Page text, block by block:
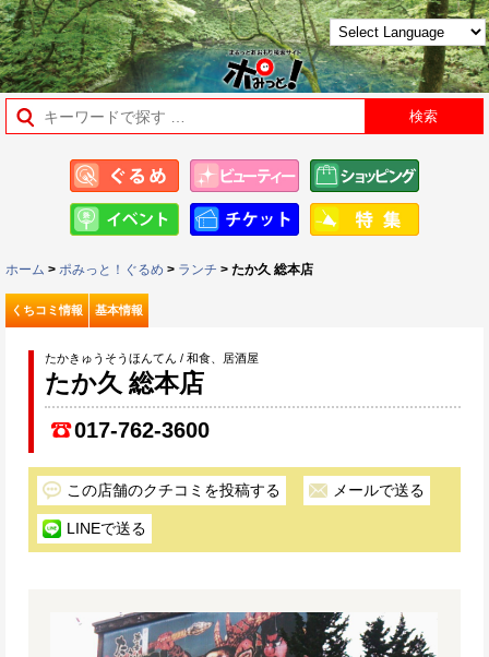
ホーム > ポみっと！ぐるめ > ランチ > たか久 総本店
くちコミ情報 基本情報
たかきゅうそうほんてん / 和食、居酒屋
たか久 総本店
017-762-3600
この店舗のクチコミを投稿する メールで送る
LINEで送る